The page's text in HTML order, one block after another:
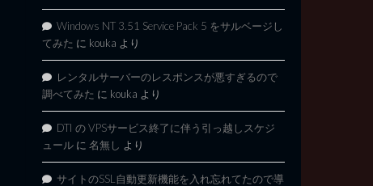
Windows NT 3.51 Service Pack 5 をサルベージし
てみた に kouka より
レンタルサーバーのレスポンスが悪すぎるので
調べてみた に kouka より
DTI の VPSサービス終了に伴う引っ越しスケジ
ュール に 名無し より
サイトのSSL自動更新機能を入れ忘れてたので導